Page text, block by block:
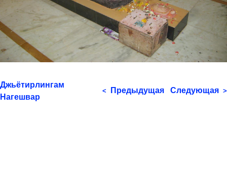
Джьётирлингам
Нагешвар
< Предыдущая Следующая >